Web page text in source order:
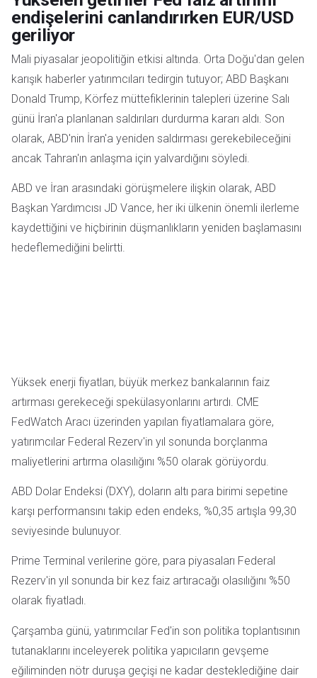
endişelerini canlandırırken EUR/USD
geriliyor
Mali piyasalar jeopolitiğin etkisi altında. Orta Doğu'dan gelen
karışık haberler yatırımcıları tedirgin tutuyor; ABD Başkanı
Donald Trump, Körfez müttefiklerinin talepleri üzerine Salı
günü İran'a planlanan saldırıları durdurma kararı aldı. Son
olarak, ABD'nin İran'a yeniden saldırması gerekebileceğini
ancak Tahran'ın anlaşma için yalvardığını söyledi.
ABD ve İran arasındaki görüşmelere ilişkin olarak, ABD
Başkan Yardımcısı JD Vance, her iki ülkenin önemli ilerleme
kaydettiğini ve hiçbirinin düşmanlıkların yeniden başlamasını
hedeflemediğini belirtti.
Yüksek enerji fiyatları, büyük merkez bankalarının faiz
artırması gerekeceği spekülasyonlarını artırdı. CME
FedWatch Aracı üzerinden yapılan fiyatlamalara göre,
yatırımcılar Federal Rezerv'in yıl sonunda borçlanma
maliyetlerini artırma olasılığını %50 olarak görüyordu.
ABD Dolar Endeksi (DXY), doların altı para birimi sepetine
karşı performansını takip eden endeks, %0,35 artışla 99,30
seviyesinde bulunuyor.
Prime Terminal verilerine göre, para piyasaları Federal
Rezerv'in yıl sonunda bir kez faiz artıracağı olasılığını %50
olarak fiyatladı.
Çarşamba günü, yatırımcılar Fed'in son politika toplantısının
tutanaklarını inceleyerek politika yapıcıların gevşeme
eğiliminden nötr duruşa geçişi ne kadar desteklediğine dair